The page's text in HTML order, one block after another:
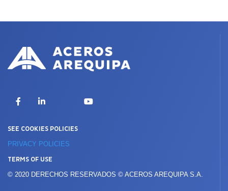
FacebookLinkedIn YouTube
SEE COOKIES POLICIES
PRIVACY POLICIES
TERMS OF USE
© 2020 DERECHOS RESERVADOS © ACEROS AREQUIPA S.A.